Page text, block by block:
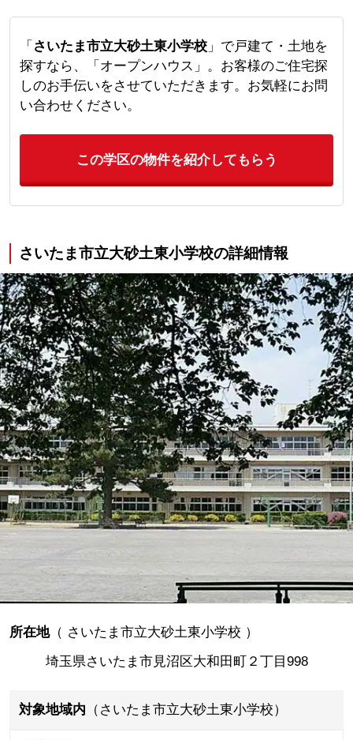
「 さいたま市立大砂土東小学校」で戸建て・土地を
探すなら、「オープンハウス」。お客様のご住宅探
しのお手伝いをさせていただきます。お気軽にお問
い合わせください。
この学区の物件を紹介してもらう
さいたま市立大砂土東小学校の詳細情報
所在地（ さいたま市立大砂土東小学校 ）
埼玉県さいたま市見沼区大和田町２丁目998
対象地域内 （さいたま市立大砂土東小学校）